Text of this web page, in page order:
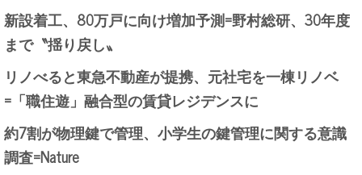
新設着工、80万戸に向け増加予測=野村総研、30年度
まで〝揺り戻し〟
リノべると東急不動産が提携、元社宅を一棟リノベ
=「職住遊」融合型の賃貸レジデンスに
約7割が物理鍵で管理、小学生の鍵管理に関する意識
調査=Nature